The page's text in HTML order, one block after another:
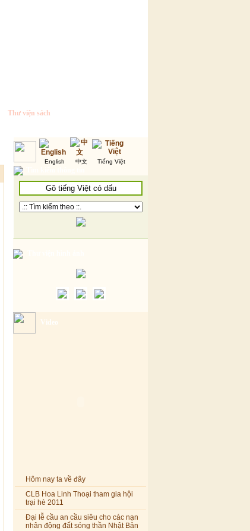
Thư viện sách
English 中文 Tiếng Việt
Video
Hôm nay ta về đây
CLB Hoa Linh Thoại tham gia hội
trại hè 2011
Đại lễ cầu an cầu siêu cho các nạn
nhân động đất sóng thần Nhật Bản